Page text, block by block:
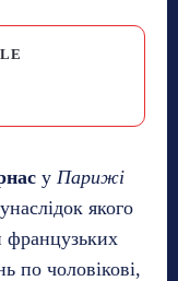
у Парижі
якого
французьких
по чоловікові,